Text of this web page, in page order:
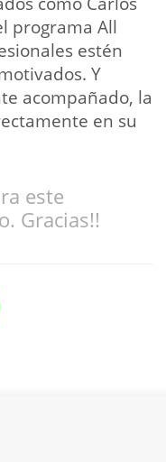
programa All
estén
Y
acompañado, la
en su
este
Gracias!!